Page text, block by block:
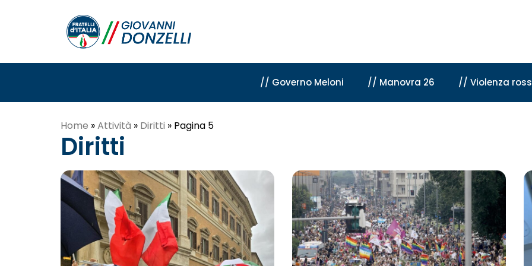
// Governo Meloni // Manovra 26 // Violenza
Home »Attività » Diritti » Pagina 5
Diritti